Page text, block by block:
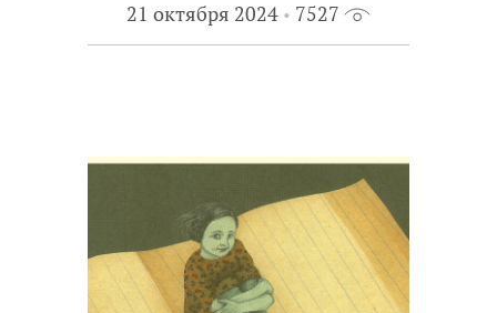
21 октября 2024 7527